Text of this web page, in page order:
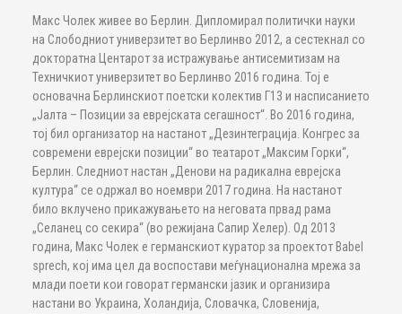
Макс Чолек живее во Берлин. Дипломирал политички науки
на Слободниот универзитет во Берлинво 2012, а сестекнал со
докторатна Центарот за истражување антисемитизам на
Техничкиот универзитет во Берлинво 2016 година. Тој е
основачна Берлинскиот поетски колектив Г13 и насписанието
„Јалта – Позиции за еврејската сегашност“. Во 2016 година,
тој бил организатор на настанот „Дезинтеграција. Конгрес за
современи еврејски позиции“ во театарот „Максим Горки“,
Берлин. Следниот настан „Денови на радикална еврејска
култура“ се одржал во ноември 2017 година. На настанот
било вклучено прикажувањето на неговата првад рама
„Селанец со секира“ (во режијана Сапир Хелер). Од 2013
година, Макс Чолек е германскиот куратор за проектот Babel
sprech, кој има цел да воспостави меѓунационална мрежа за
млади поети кои говорат германски јазик и организира
настани во Украина, Холандија, Словачка, Словенија,